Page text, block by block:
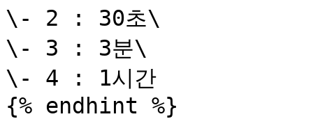
\- 2 : 30초\
\- 3 : 3분\
\- 4 : 1시간
{% endhint %}